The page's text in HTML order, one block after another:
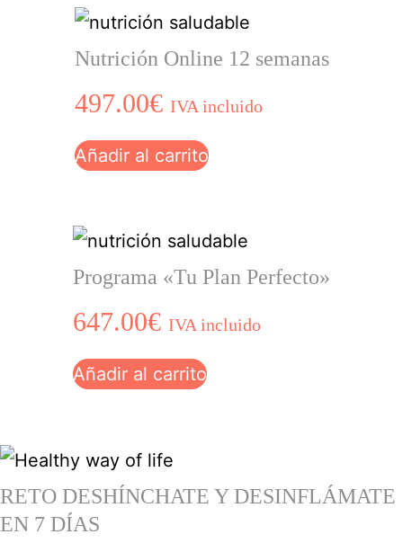
Nutrición Online 12 semanas
497.00€ IVA incluido
Añadir al carrito
Programa «Tu Plan Perfecto»
647.00€ IVA incluido
Añadir al carrito
RETO DESHÍNCHATE Y DESINFLÁMATE
EN 7 DÍAS